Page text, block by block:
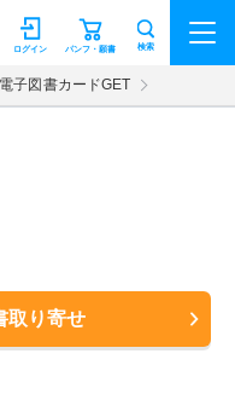
パンフ・願書
ログイン 検索
子図書カードGET
取り寄せ